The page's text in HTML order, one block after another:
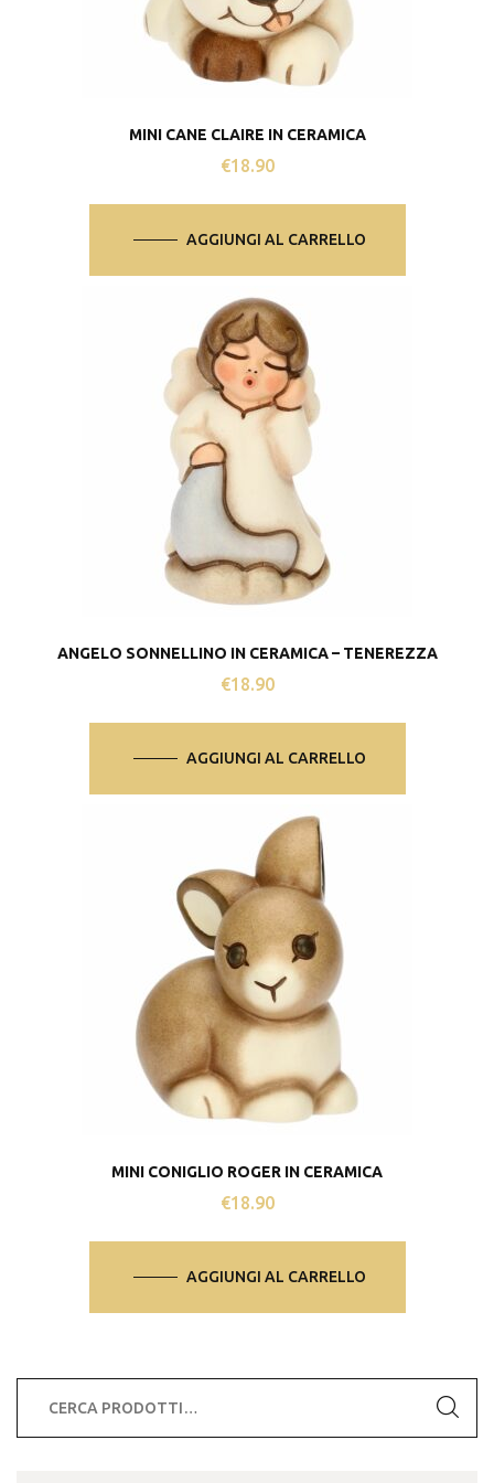
MINI CANE CLAIRE IN CERAMICA
€18.90
AGGIUNGI AL CARRELLO
ANGELO SONNELLINO IN CERAMICA – TENEREZZA
€18.90
AGGIUNGI AL CARRELLO
MINI CONIGLIO ROGER IN CERAMICA
€18.90
AGGIUNGI AL CARRELLO